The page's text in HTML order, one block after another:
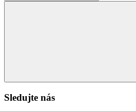
for:
Search
Sledujte nás